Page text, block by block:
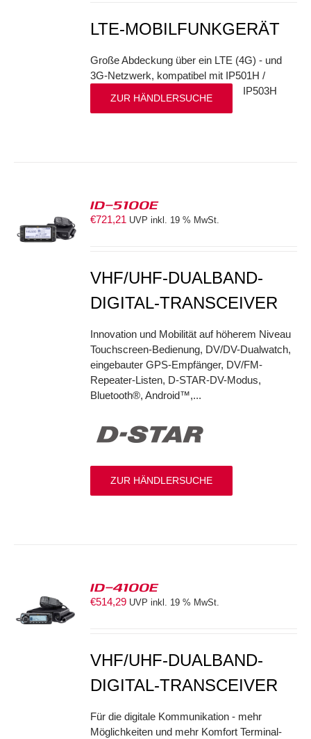
LTE-MOBILFUNKGERÄT
Große Abdeckung über ein LTE (4G) - und
3G-Netzwerk, kompatibel mit IP501H /
IP503H
ZUR HÄNDLERSUCHE
ID-5100E
€721,21 UVP inkl. 19 % MwSt.
VHF/UHF-DUALBAND-
DIGITAL-TRANSCEIVER
Innovation und Mobilität auf höherem Niveau
Touchscreen-Bedienung, DV/DV-Dualwatch,
eingebauter GPS-Empfänger, DV/FM-
Repeater-Listen, D-STAR-DV-Modus,
Bluetooth®, Android™,...
ZUR HÄNDLERSUCHE
ID-4100E
€514,29 UVP inkl. 19 % MwSt.
VHF/UHF-DUALBAND-
DIGITAL-TRANSCEIVER
Für die digitale Kommunikation - mehr
Möglichkeiten und mehr Komfort Terminal-